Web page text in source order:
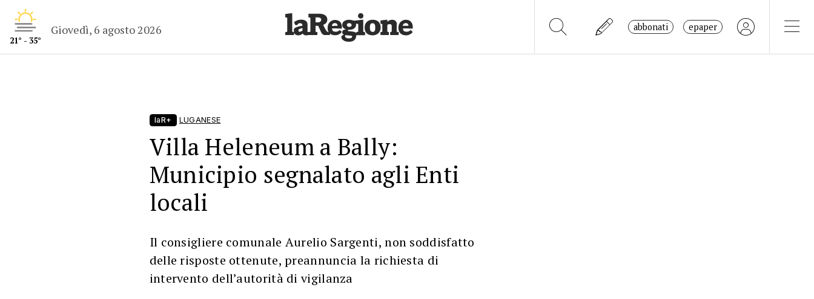
21° - 35°
Giovedì, 6 agosto 2026 abbonati epaper
laR+ LUGANESE
Villa Heleneum a Bally:
Municipio segnalato agli Enti
locali
Il consigliere comunale Aurelio Sargenti, non soddisfatto
delle risposte ottenute, preannuncia la richiesta di
intervento dell’autorità di vigilanza